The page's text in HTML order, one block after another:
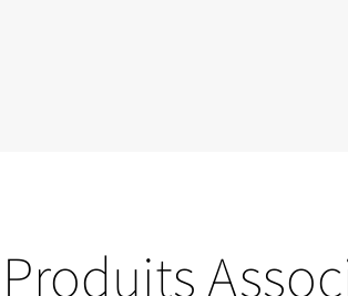
Produits